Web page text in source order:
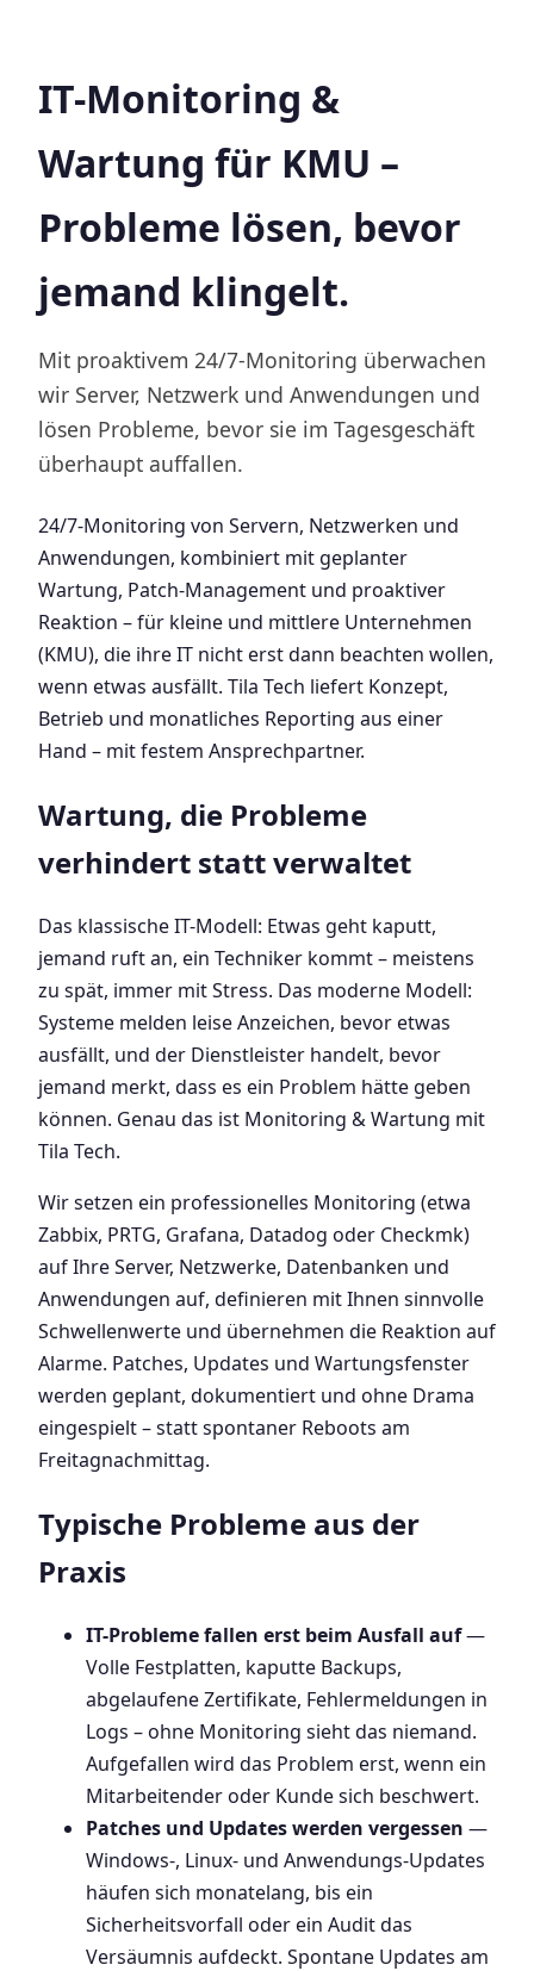
IT-Monitoring &
Wartung für KMU –
Probleme lösen, bevor
jemand klingelt.
Mit proaktivem 24/7-Monitoring überwachen
wir Server, Netzwerk und Anwendungen und
lösen Probleme, bevor sie im Tagesgeschäft
überhaupt auffallen.
24/7-Monitoring von Servern, Netzwerken und
Anwendungen, kombiniert mit geplanter
Wartung, Patch-Management und proaktiver
Reaktion – für kleine und mittlere Unternehmen
(KMU), die ihre IT nicht erst dann beachten wollen,
wenn etwas ausfällt. Tila Tech liefert Konzept,
Betrieb und monatliches Reporting aus einer
Hand – mit festem Ansprechpartner.
Wartung, die Probleme
verhindert statt verwaltet
Das klassische IT-Modell: Etwas geht kaputt,
jemand ruft an, ein Techniker kommt – meistens
zu spät, immer mit Stress. Das moderne Modell:
Systeme melden leise Anzeichen, bevor etwas
ausfällt, und der Dienstleister handelt, bevor
jemand merkt, dass es ein Problem hätte geben
können. Genau das ist Monitoring & Wartung mit
Tila Tech.
Wir setzen ein professionelles Monitoring (etwa
Zabbix, PRTG, Grafana, Datadog oder Checkmk)
auf Ihre Server, Netzwerke, Datenbanken und
Anwendungen auf, definieren mit Ihnen sinnvolle
Schwellenwerte und übernehmen die Reaktion auf
Alarme. Patches, Updates und Wartungsfenster
werden geplant, dokumentiert und ohne Drama
eingespielt – statt spontaner Reboots am
Freitagnachmittag.
Typische Probleme aus der
Praxis
IT-Probleme fallen erst beim Ausfall auf—
Volle Festplatten, kaputte Backups,
abgelaufene Zertifikate, Fehlermeldungen in
Logs – ohne Monitoring sieht das niemand.
Aufgefallen wird das Problem erst, wenn ein
Mitarbeitender oder Kunde sich beschwert.
Patches und Updates werden vergessen —
Windows-, Linux- und Anwendungs-Updates
häufen sich monatelang, bis ein
Sicherheitsvorfall oder ein Audit das
Versäumnis aufdeckt. Spontane Updates am